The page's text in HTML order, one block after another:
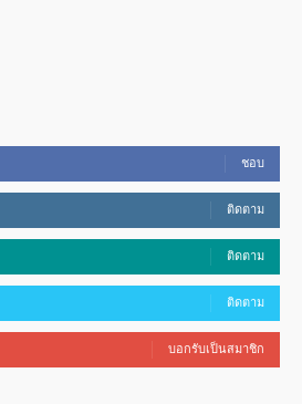
ชอบ
ติดตาม
ติดตาม
ติดตาม
บอกรับเป็นสมาชิก